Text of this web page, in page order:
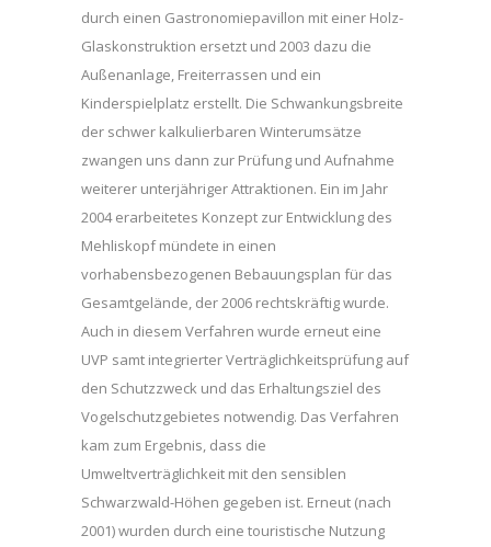
durch einen Gastronomiepavillon mit einer Holz-
Glaskonstruktion ersetzt und 2003 dazu die
Außenanlage, Freiterrassen und ein
Kinderspielplatz erstellt. Die Schwankungsbreite
der schwer kalkulierbaren Winterumsätze
zwangen uns dann zur Prüfung und Aufnahme
weiterer unterjähriger Attraktionen. Ein im Jahr
2004 erarbeitetes Konzept zur Entwicklung des
Mehliskopf mündete in einen
vorhabensbezogenen Bebauungsplan für das
Gesamtgelände, der 2006 rechtskräftig wurde.
Auch in diesem Verfahren wurde erneut eine
UVP samt integrierter Verträglichkeitsprüfung auf
den Schutzzweck und das Erhaltungsziel des
Vogelschutzgebietes notwendig. Das Verfahren
kam zum Ergebnis, dass die
Umweltverträglichkeit mit den sensiblen
Schwarzwald-Höhen gegeben ist. Erneut (nach
2001) wurden durch eine touristische Nutzung